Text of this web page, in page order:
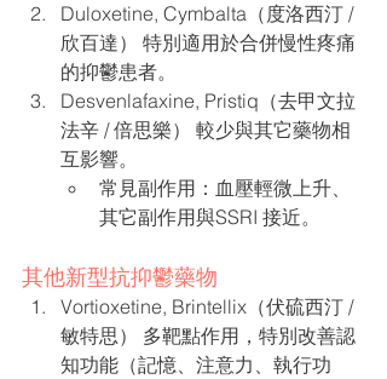
Duloxetine, Cymbalta（度洛西汀 /
欣百達） 特別適用於合併慢性疼痛
的抑鬱患者。
Desvenlafaxine, Pristiq（去甲文拉
法辛 / 倍思樂） 較少與其它藥物相
互影響。
常見副作用：血壓輕微上升、
其它副作用與SSRI 接近。
其他新型抗抑鬱藥物
Vortioxetine, Brintellix（伏硫西汀 /
敏特思） 多靶點作用，特別改善認
知功能（記憶、注意力、執行功